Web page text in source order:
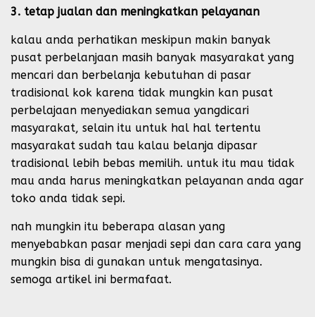
3. tetap jualan dan meningkatkan pelayanan
kalau anda perhatikan meskipun makin banyak
pusat perbelanjaan masih banyak masyarakat yang
mencari dan berbelanja kebutuhan di pasar
tradisional kok karena tidak mungkin kan pusat
perbelajaan menyediakan semua yangdicari
masyarakat, selain itu untuk hal hal tertentu
masyarakat sudah tau kalau belanja dipasar
tradisional lebih bebas memilih. untuk itu mau tidak
mau anda harus meningkatkan pelayanan anda agar
toko anda tidak sepi.
nah mungkin itu beberapa alasan yang
menyebabkan pasar menjadi sepi dan cara cara yang
mungkin bisa di gunakan untuk mengatasinya.
semoga artikel ini bermafaat.